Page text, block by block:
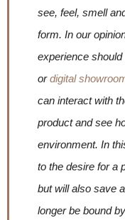
see, feel, smell
form. In our
experience
ordigital
can interact with
product and see
environment. In
to the desire for a
but will also save
longer be bound